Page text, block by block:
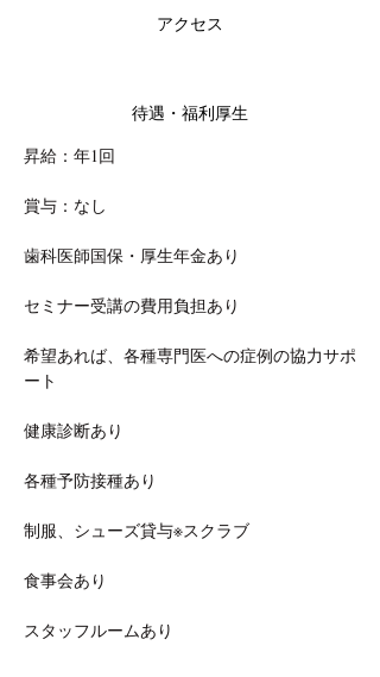
アクセス
待遇・福利厚生
昇給：年1回
賞与：なし
歯科医師国保・厚生年金あり
セミナー受講の費用負担あり
希望あれば、各種専門医への症例の協力サポ
ート
健康診断あり
各種予防接種あり
制服、シューズ貸与※スクラブ
食事会あり
スタッフルームあり